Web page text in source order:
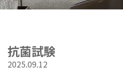
抗菌試験
2025.09.12